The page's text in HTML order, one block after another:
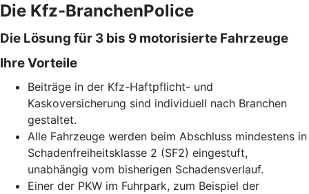
Die Kfz-BranchenPolice
Die Lösung für 3 bis 9 motorisierte Fahrzeuge
Ihre Vorteile
Beiträge in der Kfz-Haftpflicht- und
Kaskoversicherung sind individuell nach Branchen
gestaltet.
Alle Fahrzeuge werden beim Abschluss mindestens in
Schadenfreiheitsklasse 2 (SF2) eingestuft,
unabhängig vom bisherigen Schadensverlauf.
Einer der PKW im Fuhrpark, zum Beispiel der